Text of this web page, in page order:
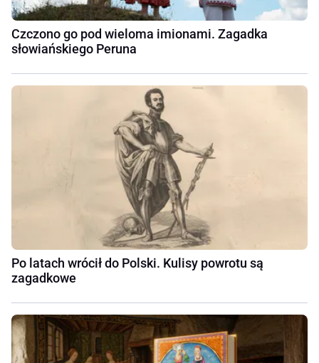
Czczono go pod wieloma imionami. Zagadka
słowiańskiego Peruna
Po latach wrócił do Polski. Kulisy powrotu są
zagadkowe